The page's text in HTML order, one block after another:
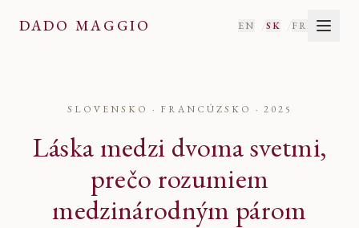
DADO MAGGIO EN /SK /FR
SLOVENSKO · FRANCÚZSKO · 2025
Láska medzi dvoma svetmi,
prečo rozumiem
medzinárodným párom